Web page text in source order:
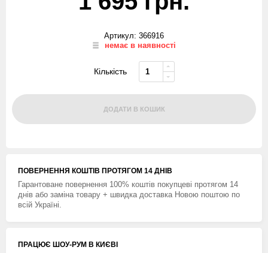
Артикул: 366916
немає в наявності
Кількість
ДОДАТИ В КОШИК
ПОВЕРНЕННЯ КОШТIВ ПРОТЯГОМ 14 ДНIВ
Гарантоване повернення 100% коштів покупцеві протягом 14
днів або заміна товару + швидка доставка Новою поштою по
всій Україні.
ПРАЦЮЄ ШОУ-РУМ В КИЄВІ